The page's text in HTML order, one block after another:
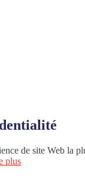
de site Web la
plus